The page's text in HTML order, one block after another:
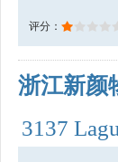
评分：
浙江新颜
3137